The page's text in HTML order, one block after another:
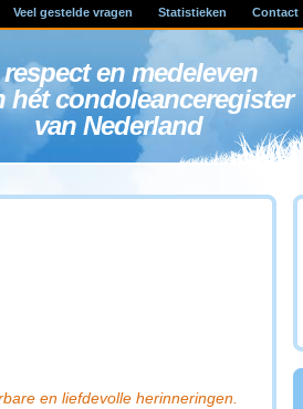
Veel gestelde vragen Statistieken Contact
respect en medeleven
hét condoleanceregister
van Nederland
en liefdevolle herinneringen.